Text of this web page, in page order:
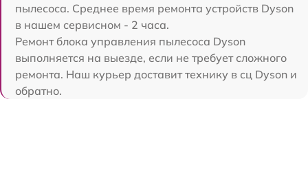
пылесоса. Среднее время ремонта устройств Dyson
в нашем сервисном - 2 часа.
Ремонт блока управления пылесоса Dyson
выполняется на выезде, если не требует сложного
ремонта. Наш курьер доставит технику в сц Dyson и
обратно.